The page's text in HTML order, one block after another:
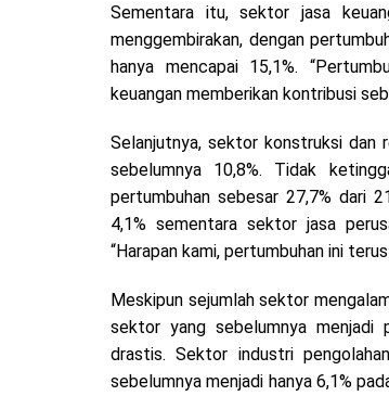
Sementara itu, sektor jasa
menggembirakan, dengan
hanya mencapai 15,1%.
keuangan memberikan kontribusi
Selanjutnya, sektor konstruksi dan
sebelumnya 10,8%. Tidak
pertumbuhan sebesar 27,7% dari
4,1% sementara sektor jasa
“Harapan kami, pertumbuhan ini
Meskipun sejumlah sektor
sektor yang sebelumnya menjadi
drastis. Sektor industri
sebelumnya menjadi hanya 6,1%